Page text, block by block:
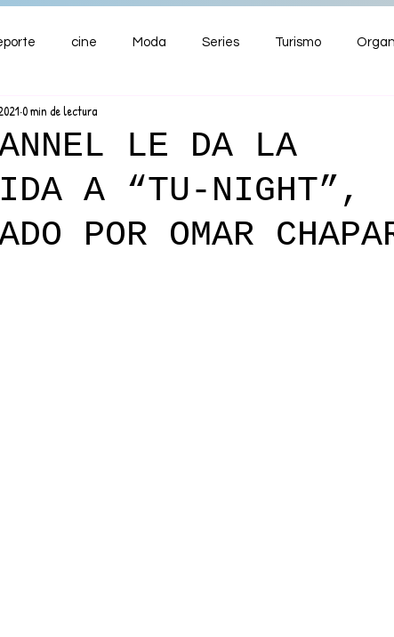
cine Moda Series Turismo
ENTRETENIMIENTO
LE DA LA
A “TU-NIGHT”,
POR OMAR
0 min de lectura